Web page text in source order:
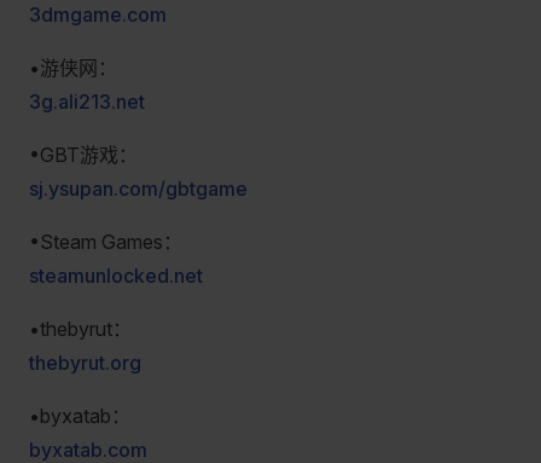
3dmgame.com
•游侠网：
3g.ali213.net
•GBT游戏：
sj.ysupan.com/gbtgame
•Steam Games：
steamunlocked.net
•thebyrut：
thebyrut.org
•byxatab：
byxatab.com